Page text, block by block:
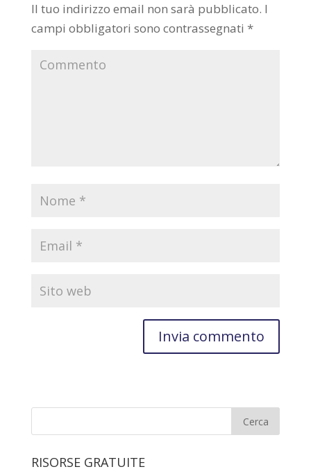
Il tuo indirizzo email non sarà pubblicato. I
campi obbligatori sono contrassegnati *
RISORSE GRATUITE